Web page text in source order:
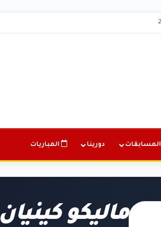
المسابقات دورينا المباريات
ماليكو كينيان